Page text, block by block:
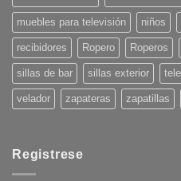
muebles para televisión niños
recibidores Ropero Roperos
sillas de bar sillas exterior
velador zapateras zapatillas
Registrese